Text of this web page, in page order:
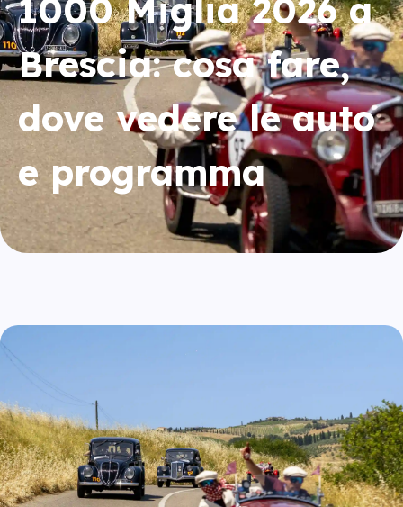
1000 Miglia 2026 a
Brescia: cosa fare,
dove vedere le auto
e programma